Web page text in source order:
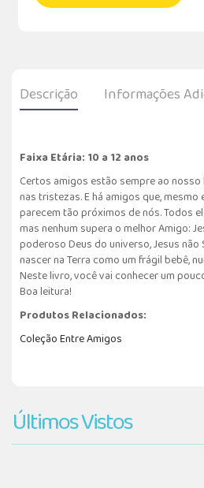
Descrição Informações
Faixa Etária: 10 a 12 anos
Certos amigos estão sempre ao nosso
nas tristezas. E há amigos que, mesmo
parecem tão próximos de nós. Todos
mas nenhum supera o melhor Amigo:
poderoso Deus do universo, Jesus
nascer na Terra como um frágil bebê,
Neste livro, você vai conhecer um
Boa leitura!
Produtos Relacionados:
Coleção Entre Amigos
Últimos Vistos